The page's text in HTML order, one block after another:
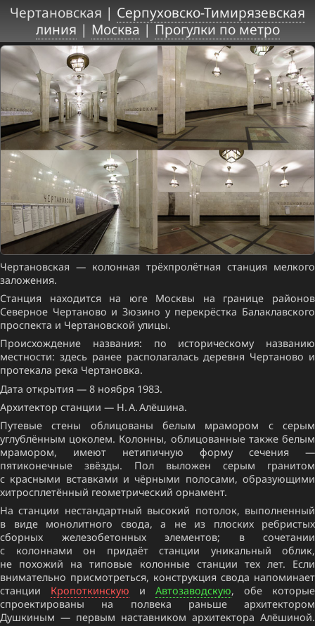
Чертановская | Серпуховско-Тимирязевская
линия | Москва|Прогулки по метро
Чертановская — колонная трёхпролётная станция мелкого
заложения.
Станция находится на юге Москвы на границе районов
Северное Чертаново и Зюзино у перекрёстка Балаклавского
проспекта и Чертановской улицы.
Происхождение названия: по историческому названию
местности: здесь ранее располагалась деревня Чертаново и
протекала река Чертановка.
Дата открытия — 8 ноября 1983.
Архитектор станции — Н. А. Алёшина.
Путевые стены облицованы белым мрамором с серым
углублённым цоколем. Колонны, облицованные также белым
мрамором, имеют нетипичную форму сечения —
пятиконечные звёзды. Пол выложен серым гранитом
с красными вставками и чёрными полосами, образующими
хитросплетённый геометрический орнамент.
На станции нестандартный высокий потолок, выполненный
в виде монолитного свода, а не из плоских ребристых
сборных железобетонных элементов; в сочетании
с колоннами он придаёт станции уникальный облик,
не похожий на типовые колонные станции тех лет. Если
внимательно присмотреться, конструкция свода напоминает
станции Кропоткинскую и Автозаводскую, обе которые
спроектированы на полвека раньше архитектором
Душкиным — первым наставником архитектора Алёшиной.